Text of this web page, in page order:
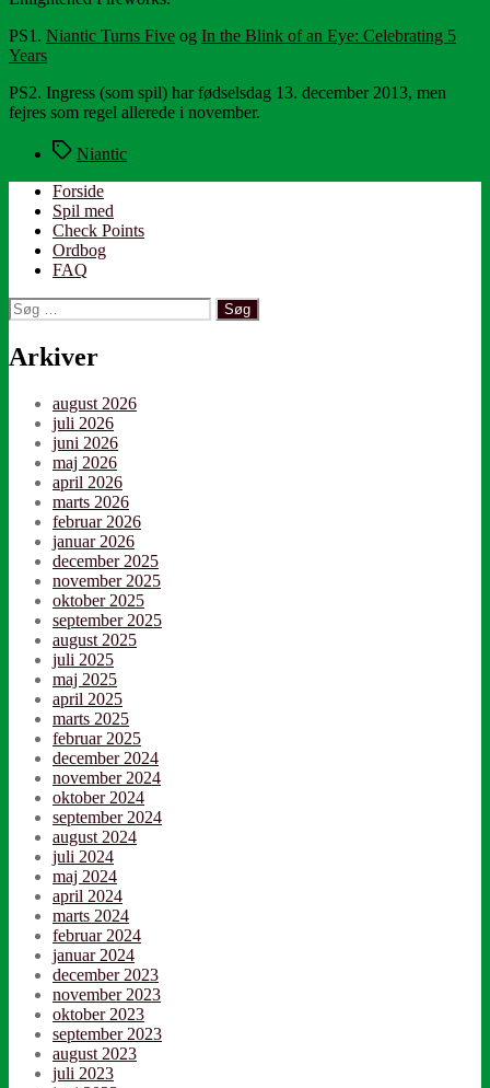
PS1. Niantic Turns Five og In the Blink of an Eye: Celebrating 5
Years
PS2. Ingress (som spil) har fødselsdag 13. december 2013, men
fejres som regel allerede i november.
TagsNiantic
Forside
Spil med
Check Points
Ordbog
FAQ
Søg
efter:
Arkiver
august 2026
juli 2026
juni 2026
maj 2026
april 2026
marts 2026
februar 2026
januar 2026
december 2025
november 2025
oktober 2025
september 2025
august 2025
juli 2025
maj 2025
april 2025
marts 2025
februar 2025
december 2024
november 2024
oktober 2024
september 2024
august 2024
juli 2024
maj 2024
april 2024
marts 2024
februar 2024
januar 2024
december 2023
november 2023
oktober 2023
september 2023
august 2023
juli 2023